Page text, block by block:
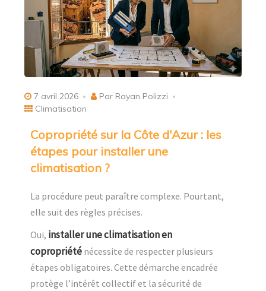
7 avril 2026
Par Rayan Polizzi
Climatisation
Copropriété sur la Côte d'Azur : les
étapes pour installer une
climatisation ?
La procédure peut paraître complexe. Pourtant,
elle suit des règles précises.
Oui, installer une climatisation en
copropriété nécessite de respecter plusieurs
étapes obligatoires. Cette démarche encadrée
protège l’intérêt collectif et la sécurité de